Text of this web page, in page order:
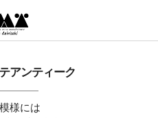
アンティーク
様には